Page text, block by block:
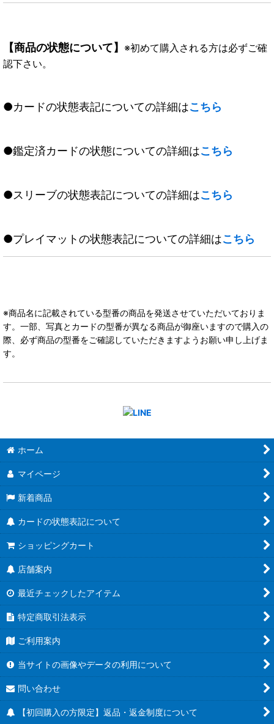
【商品の状態について】 ※初めて購入される方は必ずご確
認下さい。
●カードの状態表記についての詳細はこちら
●鑑定済カードの状態についての詳細はこちら
●スリーブの状態表記についての詳細はこちら
●プレイマットの状態表記についての詳細はこちら
※商品名に記載されている型番の商品を発送させていただいておりま
す。一部、写真とカードの型番が異なる商品が御座いますので購入の
際、必ず商品の型番をご確認していただきますようお願い申し上げま
す。
ホーム
マイページ
新着商品
カードの状態表記について
ショッピングカート
店舗案内
最近チェックしたアイテム
特定商取引法表示
ご利用案内
当サイトの画像やデータの利用について
問い合わせ
【初回購入の方限定】返品・返金制度について